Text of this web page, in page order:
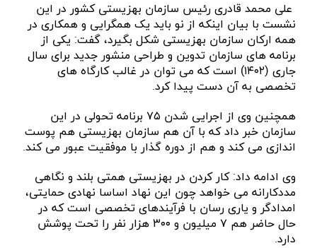
علی محمد قادری رئیس سازمان بهزیستی کشور در این
نشست با بیان اینکه از نو باید یک همگرایی و همکاری در
همه ارکان سازمان بهزیستی شکل بگیرد، گفت: یکی از
برنامه های سازمان تدوین و طراحی منشور جدید برای سال
جاری (۱۴۰۲) است که می توان در غالب کارگاه های
تخصصی به آن دست پیدا کرد.
همچنین وی از اجرایی شدن ۷۵ برنامه تحولی در این
سازمان خبر داد که با آن هم سازمان‌ بهزیستی هم پوست
اندازی می کند و هم از دوره گذار با موفقیت عبور می کند.
وی ادامه داد: کار کردن در بهزیستی همتی بلند و نگاهی
مددکارانه می خواهد چون این نهاد اساسا نهادی حمایتی،
امدادگر و یاری رسان با فرآیندهای تخصصی است که در
حال حاضر هم ۷ میلیون و ۳۰۰ هزار نفر را تحت پوشش
دارد.